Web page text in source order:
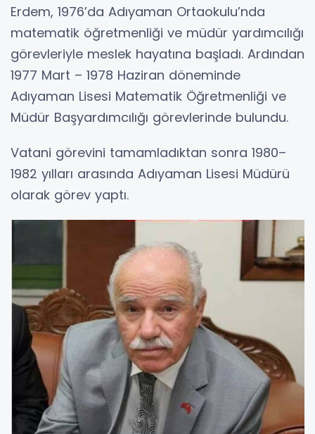
Erdem, 1976’da Adıyaman Ortaokulu’nda
matematik öğretmenliği ve müdür yardımcılığı
görevleriyle meslek hayatına başladı. Ardından
1977 Mart – 1978 Haziran döneminde
Adıyaman Lisesi Matematik Öğretmenliği ve
Müdür Başyardımcılığı görevlerinde bulundu.
Vatani görevini tamamladıktan sonra 1980–
1982 yılları arasında Adıyaman Lisesi Müdürü
olarak görev yaptı.